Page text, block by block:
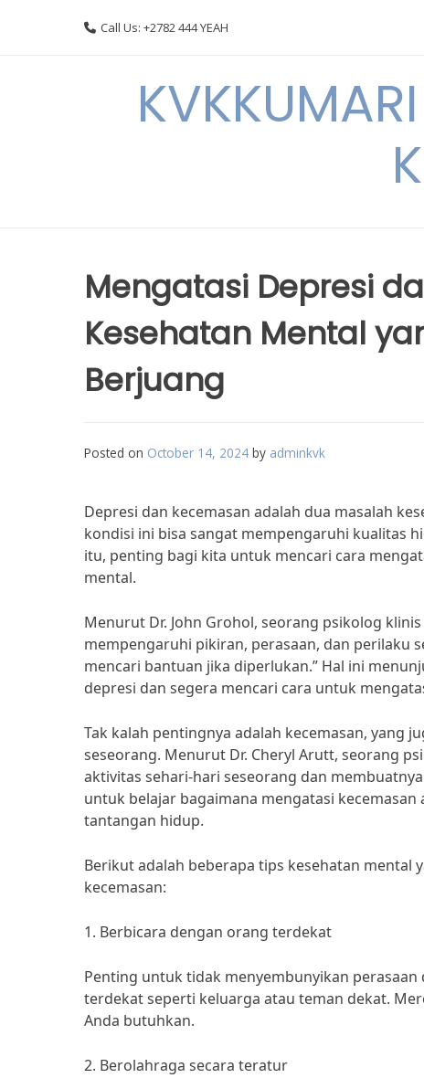
Call Us: +2782 444 YEAH
Mengatasi Depresi
Kesehatan Mental
Berjuang
Posted on October 14, 2024 by adminkvk
Depresi dan kecemasan adalah dua masalah
kondisi ini bisa sangat mempengaruhi kualitas
itu, penting bagi kita untuk mencari cara
mental.
Menurut Dr. John Grohol, seorang psikolog
mempengaruhi pikiran, perasaan, dan perilaku
mencari bantuan jika diperlukan.” Hal ini
depresi dan segera mencari cara untuk
Tak kalah pentingnya adalah kecemasan, yang
seseorang. Menurut Dr. Cheryl Arutt, seorang
aktivitas sehari-hari seseorang dan
untuk belajar bagaimana mengatasi
tantangan hidup.
Berikut adalah beberapa tips kesehatan mental
kecemasan:
1. Berbicara dengan orang terdekat
Penting untuk tidak menyembunyikan
terdekat seperti keluarga atau teman dekat.
Anda butuhkan.
2. Berolahraga secara teratur